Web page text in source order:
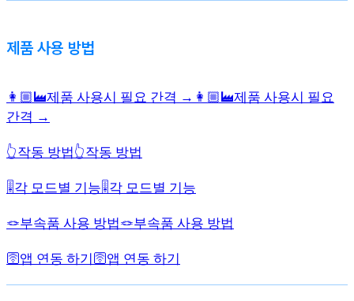
제품 사용 방법
👩🏼‍🏭제품 사용시 필요 간격 → 👩🏼‍🏭제품 사용시 필요
간격 →
👆작동 방법👆작동 방법
🎚️각 모드별 기능 🎚️각 모드별 기능
🪢부속품 사용 방법🪢부속품 사용 방법
🛜앱 연동 하기 🛜앱 연동 하기